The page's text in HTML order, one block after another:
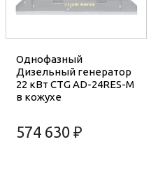
Однофазный
Дизельный генератор
22 кВт CTG AD-24RES-M
в кожухе
574 630 ₽